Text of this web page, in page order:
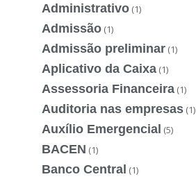
Administrativo (1)
Admissão (1)
Admissão preliminar (1)
Aplicativo da Caixa (1)
Assessoria Financeira (1)
Auditoria nas empresas (1)
Auxílio Emergencial (5)
BACEN (1)
Banco Central (1)